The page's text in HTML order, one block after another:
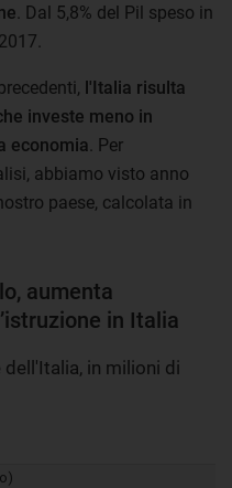
. Dal 5,8% del Pil speso in
l'Italia risulta
investe meno in
economia . Per
abbiamo visto anno
paese, calcolata in
aumenta
in Italia
in milioni di